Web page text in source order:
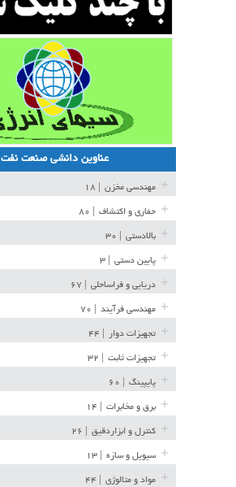
عناوین دانشی صنعت نفت
مهندسی مخزن
حفاری و اکتشاف
بالادستی
پایین دستی
دریایی و فراساحلی
مهندسی فرآیند
تجهیزات دوار
تجهیزات ثابت
پایپینگ
برق و مخابرات
کنترل و ابزاردقیق
سیویل و سازه
مواد و متالوژی